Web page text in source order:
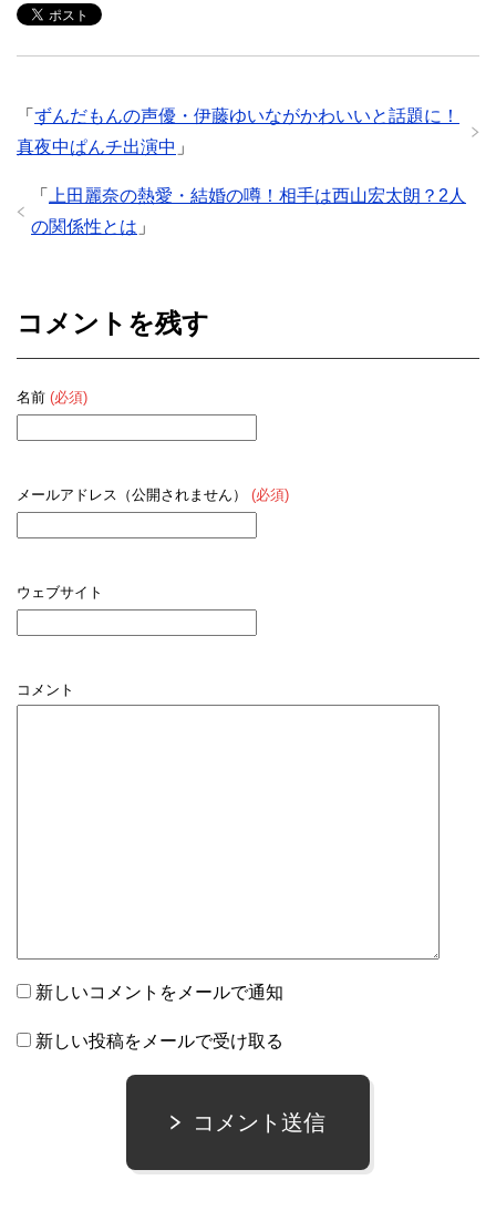
「 ずんだもんの声優・伊藤ゆいながかわいいと話題に！
真夜中ぱんチ出演中 」
「
上田麗奈の熱愛・結婚の噂！相手は西山宏太朗？2人
の関係性とは 」
コメントを残す
名前 (必須)
メールアドレス（公開されません） (必須)
ウェブサイト
コメント
新しいコメントをメールで通知
新しい投稿をメールで受け取る
コメント送信